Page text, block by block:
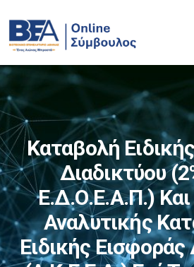
Καταβολή
Διαδικτύου
Ε.Δ.Ο.Ε.Α.Π.)
Αναλυτικής
Ειδικής Εισφοράς